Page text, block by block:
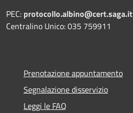
PEC: protocollo.albino@cert.saga.it
Centralino Unico: 035 759911
Prenotazione appuntamento
Segnalazione disservizio
Leggi le FAQ